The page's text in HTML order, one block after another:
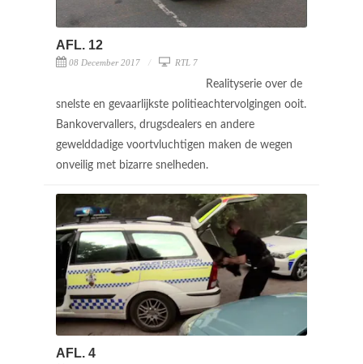
AFL. 12
08 December 2017 RTL 7
Realityserie over de
snelste en gevaarlijkste politieachtervolgingen ooit.
Bankovervallers, drugsdealers en andere
gewelddadige voortvluchtigen maken de wegen
onveilig met bizarre snelheden.
AFL. 4